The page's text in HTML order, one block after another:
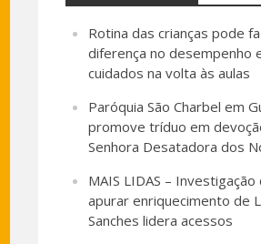
Rotina das crianças pode
diferença no desempenho
cuidados na volta às aulas
Paróquia São Charbel em
promove tríduo em
Senhora Desatadora dos
MAIS LIDAS –
apurar enriquecimento de
Sanches lidera acessos